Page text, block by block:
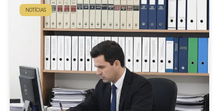
NOTÍCIAS